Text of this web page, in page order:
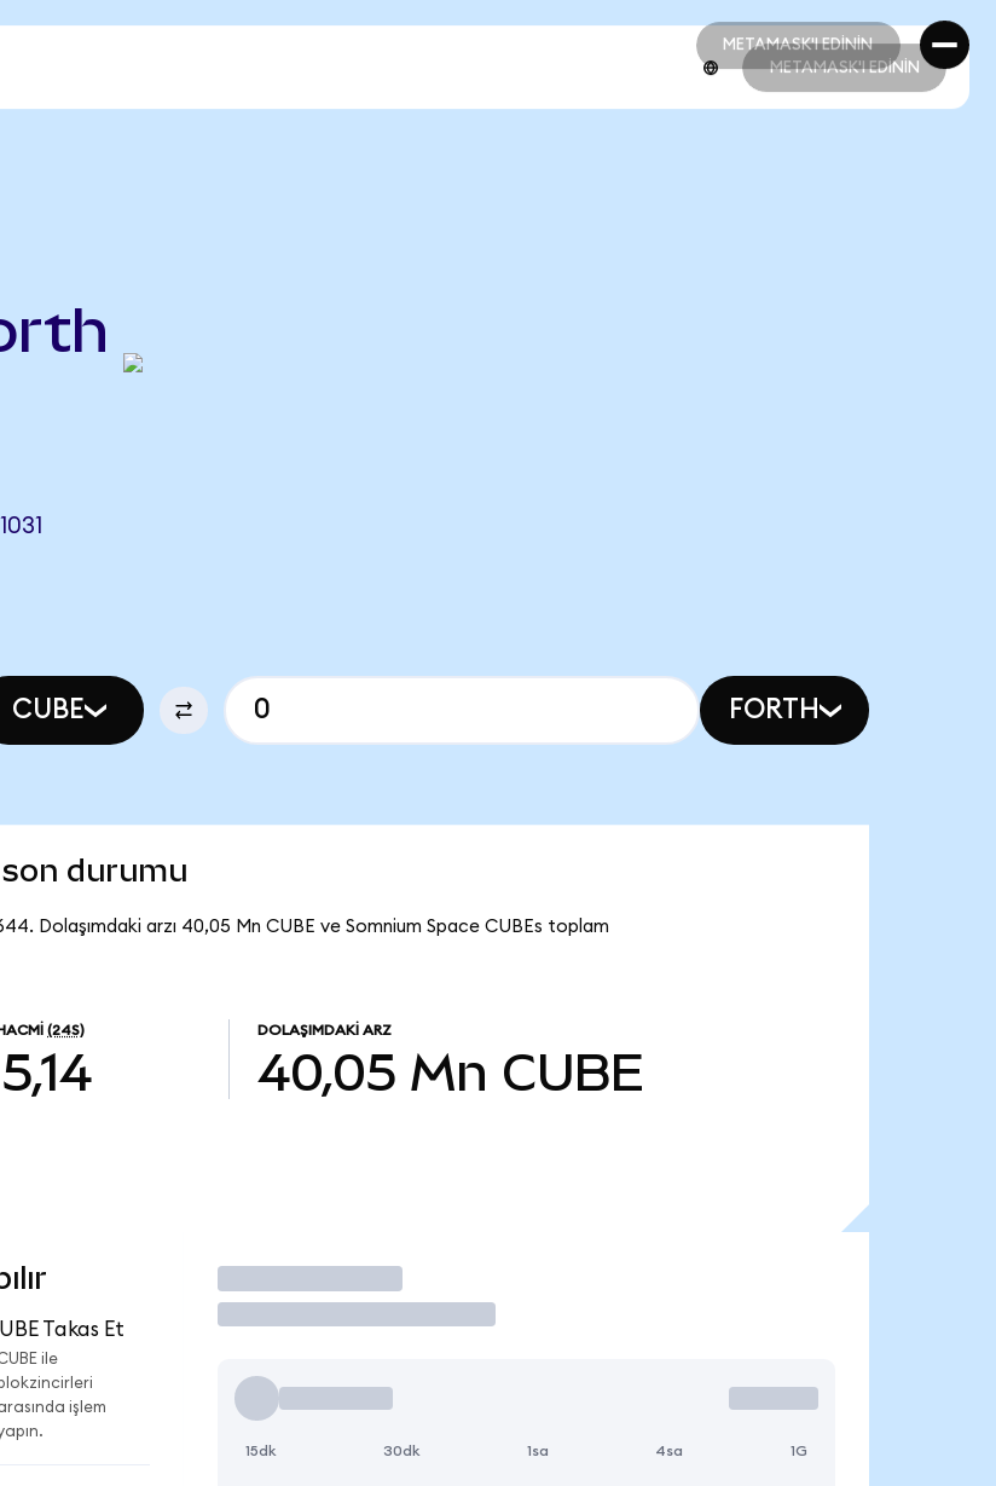
METAMASK'I EDİNİN
METAMASK'I EDİNİN
METAMASK'I EDİNİN
CUBE FORTH
durumu
Dolaşımdaki arzı 40,05 Mn CUBE ve Somnium Space CUBEs toplam
(24S) DOLAŞIMDAKI ARZ
40,05 Mn CUBE
Takas Et
ile
blokzincirleri
işlem
İşlem Yap
15dk 30dk 1sa 4sa 1G